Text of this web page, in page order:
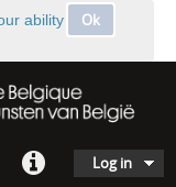
Ok
ability
Log in